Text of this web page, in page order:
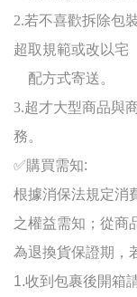
2.若不喜歡拆除包
超取規範或改以宅
配方式寄送。
3.超才大型商品與
務。
✅購買需知:
根據消保法規定消
之權益需知； 從商
為退換貨保證期，
1.收到包裹後開箱